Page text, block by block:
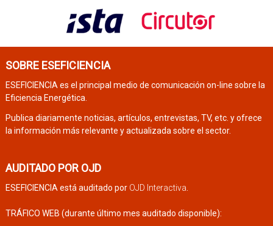
SOBRE ESEFICIENCIA
ESEFICIENCIA es el principal medio de comunicación on-line sobre la
Eficiencia Energética.
Publica diariamente noticias, artículos, entrevistas, TV, etc. y ofrece
la información más relevante y actualizada sobre el sector.
AUDITADO POR OJD
ESEFICIENCIA está auditado por OJD Interactiva
TRÁFICO WEB (durante último mes auditado disponible):